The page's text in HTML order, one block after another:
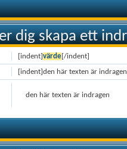
dig skapa ett
[indent]värde[/indent]
[indent]den här texten är
den här texten är indragen